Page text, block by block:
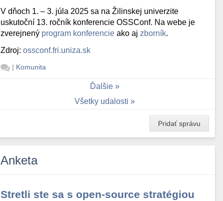
V dňoch 1. – 3. júla 2025 sa na Žilinskej univerzite
uskutoční 13. ročník konferencie OSSConf. Na webe je
zverejnený program konferencie ako aj zborník.
Zdroj:ossconf.fri.uniza.sk
| Komunita
Ďalšie
Všetky udalosti
Pridať správu
Anketa
Stretli ste sa s open-source stratégiou